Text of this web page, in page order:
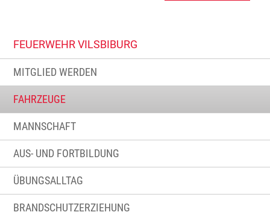
FEUERWEHR VILSBIBURG
MITGLIED WERDEN
FAHRZEUGE
MANNSCHAFT
AUS- UND FORTBILDUNG
ÜBUNGSALLTAG
BRANDSCHUTZERZIEHUNG